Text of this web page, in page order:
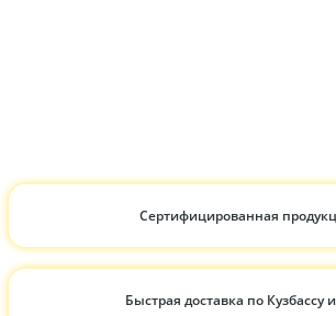
Сертифицированная
Быстрая доставка по Кузбассу